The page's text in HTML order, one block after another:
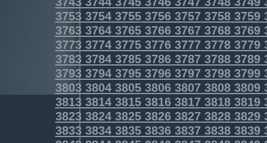
3753375437553756375737583759
3763376437653766376737683769
3773377437753776377737783779
3783378437853786378737883789
3793379437953796379737983799
3803380438053806380738083809
3813381438153816381738183819
3823382438253826382738283829
3833383438353836383738383839